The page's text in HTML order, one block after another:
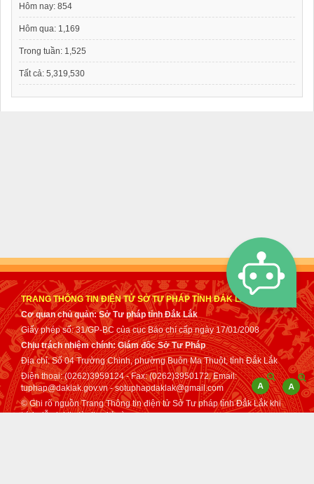
Hôm nay: 854
Hôm qua: 1,169
Trong tuần: 1,525
Tất cả: 5,319,530
TRANG THÔNG TIN ĐIỆN TỬ SỞ TƯ PHÁP TỈNH ĐẮK LẮK
Cơ quan chủ quản: Sở Tư pháp tỉnh Đắk Lắk
Giấy phép số: 31/GP-BC của cục Báo chí cấp ngày 17/01/2008
Chịu trách nhiệm chính: Giám đốc Sở Tư Pháp
Địa chỉ: Số 04 Trường Chinh, phường Buôn Ma Thuột, tỉnh Đắk Lắk
Điện thoại: (0262)3959124 - Fax: (0262)3950172. Email:
tuphap@daklak.gov.vn - sotuphapdaklak@gmail.com
© Ghi rõ nguồn Trang Thông tin điện tử Sở Tư pháp tỉnh Đắk Lắk khi
trích dẫn lại tin từ địa chỉ này.